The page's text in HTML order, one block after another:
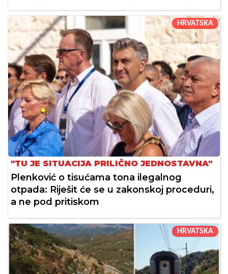
HRVATSKA
"TU JE SITUACIJA PRILIČNO JEDNOSTAVNA"
Plenković o tisućama tona ilegalnog
otpada: Riješit će se u zakonskoj proceduri,
a ne pod pritiskom
HRVATSKA